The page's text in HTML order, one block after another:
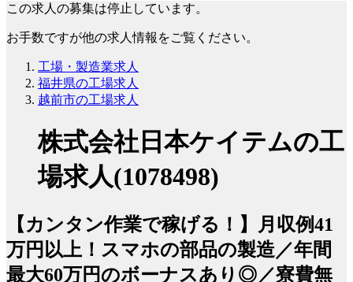
この求人の募集は停止しています。
お手数ですが他の求人情報をご覧ください。
工場・製造業求人
福井県の工場求人
越前市の工場求人
株式会社日本ケイテムの工
場求人(1078498)
【カンタン作業で稼げる！】月収例41
万円以上！スマホの部品の製造／年間
最大60万円のボーナスあり◎／寮費無